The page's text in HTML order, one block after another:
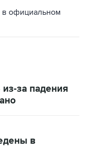
в официальном
за падения
в